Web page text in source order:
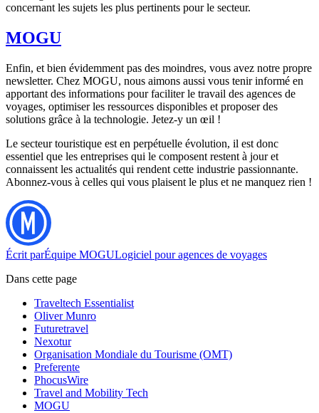
concernant les sujets les plus pertinents pour le secteur.
MOGU
Enfin, et bien évidemment pas des moindres, vous avez notre propre
newsletter. Chez MOGU, nous aimons aussi vous tenir informé en
apportant des informations pour faciliter le travail des agences de
voyages, optimiser les ressources disponibles et proposer des
solutions grâce à la technologie. Jetez-y un œil !
Le secteur touristique est en perpétuelle évolution, il est donc
essentiel que les entreprises qui le composent restent à jour et
connaissent les actualités qui rendent cette industrie passionnante.
Abonnez-vous à celles qui vous plaisent le plus et ne manquez rien !
Écrit parÉquipe MOGULogiciel pour agences de voyages
Dans cette page
Traveltech Essentialist
Oliver Munro
Futuretravel
Nexotur
Organisation Mondiale du Tourisme (OMT)
Preferente
PhocusWire
Travel and Mobility Tech
MOGU